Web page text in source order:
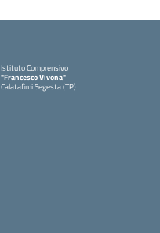
Istituto Comprensivo
"Francesco Vivona"
Calatafimi Segesta (TP)
— Visita la pagina iniziale della scuola